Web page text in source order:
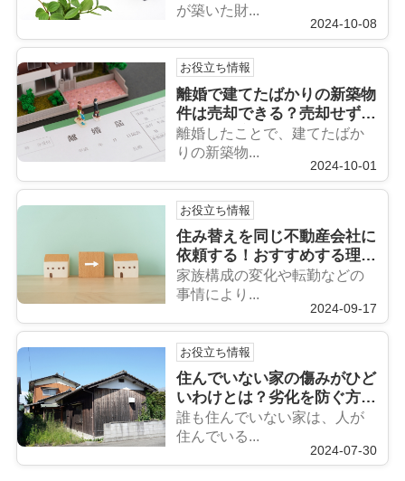
が築いた財...
2024-10-08
お役立ち情報
離婚で建てたばかりの新築物
件は売却できる？売却せず住
み続ける方法も解説
離婚したことで、建てたばか
りの新築物...
2024-10-01
お役立ち情報
住み替えを同じ不動産会社に
依頼する！おすすめする理由
を解説
家族構成の変化や転勤などの
事情により...
2024-09-17
お役立ち情報
住んでいない家の傷みがひど
いわけとは？劣化を防ぐ方法
も解説！
誰も住んでいない家は、人が
住んでいる...
2024-07-30